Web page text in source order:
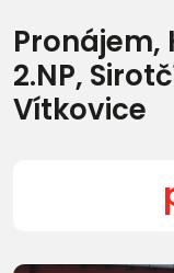
Pronájem,
2.NP,
Vítkovice